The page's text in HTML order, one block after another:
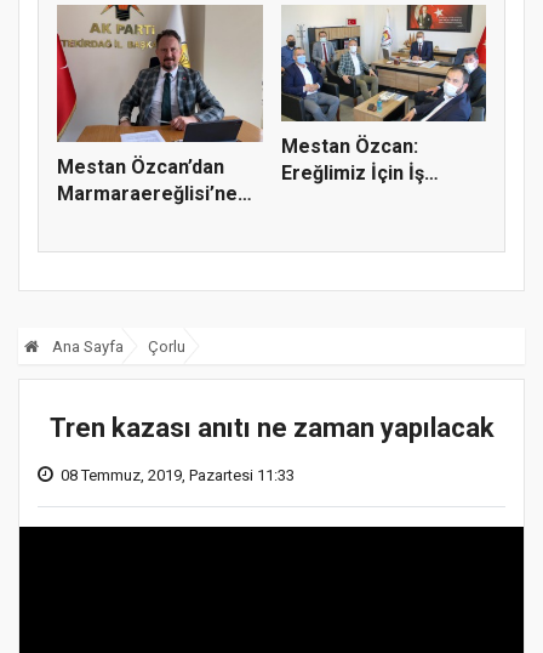
Mestan Özcan’dan
Marmaraereğlisi’ne
Mestan Özcan:
Ereğlimiz İçin İş
Ana Sayfa Çorlu
Tren kazası anıtı ne zaman yapılacak
08 Temmuz, 2019, Pazartesi 11:33